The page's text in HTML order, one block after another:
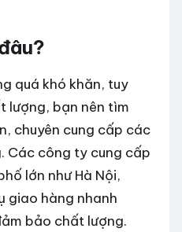
quá khó khăn, tuy
lượng, bạn nên tìm
chuyên cung cấp các
Các công ty cung cấp
lớn như Hà Nội,
giao hàng nhanh
bảo chất lượng.